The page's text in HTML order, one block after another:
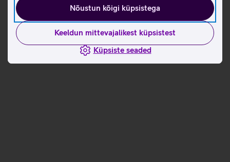
Nõustun kõigi küpsistega
Keeldun mittevajalikest küpsistest
Küpsiste seaded